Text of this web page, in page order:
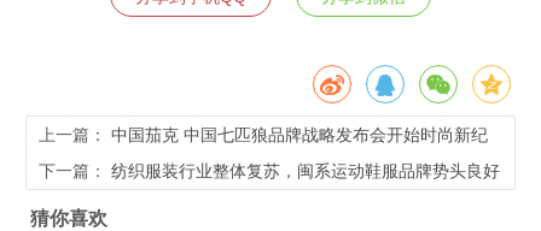
上一篇： 中国茄克 中国七匹狼品牌战略发布会开始时尚新纪
元
下一篇： 纺织服装行业整体复苏，闽系运动鞋服品牌势头良好
猜你喜欢